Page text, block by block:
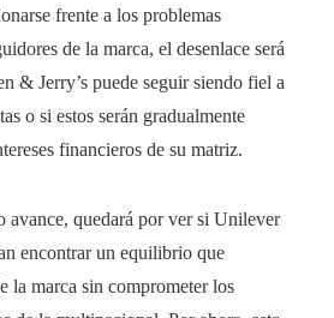
frente a los problemas
de la marca, el desenlace será
& Jerry’s puede seguir siendo fiel a
o si estos serán gradualmente
financieros de su matriz.
avance, quedará por ver si Unilever
encontrar un equilibrio que
la marca sin comprometer los